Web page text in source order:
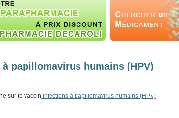
papillomavirus humains (HPV)
sur le vaccin Infections à papillomavirus humains (HPV)